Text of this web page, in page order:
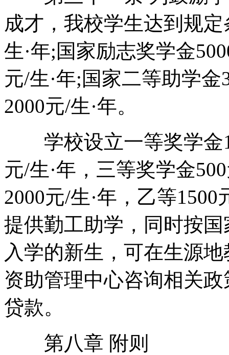
成才，我校学生达到规
生·年;国家励志奖学金
元/生·年;国家二等助学
2000元/生·年。
学校设立一等奖学金
元/生·年，三等奖学金
2000元/生·年，乙等
提供勤工助学，同时按
入学的新生，可在生源
资助管理中心咨询相关
贷款。
第八章 附则